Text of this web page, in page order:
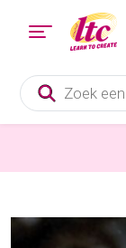
Producten
zoeken